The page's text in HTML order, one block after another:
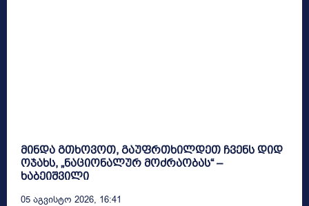
მინდა გთხოვოთ, გაუფრთხილდეთ ჩვენს დიდ
ოჯახს, „ნაციონალურ მოძრაობას“ –
ხაბეიშვილი
05 Აგვისტო 2026, 16:41